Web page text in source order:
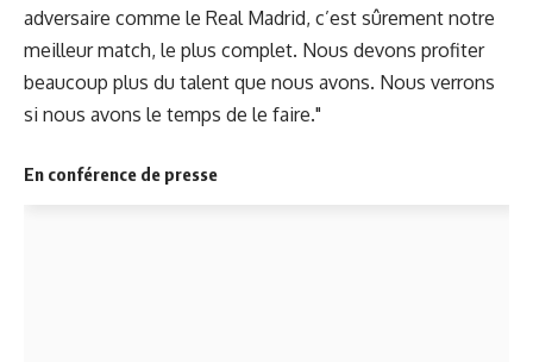
adversaire comme le Real Madrid, c’est sûrement notre
meilleur match, le plus complet. Nous devons profiter
beaucoup plus du talent que nous avons. Nous verrons
si nous avons le temps de le faire."
En conférence de presse